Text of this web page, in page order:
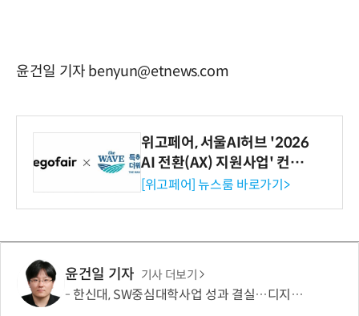
윤건일 기자 benyun@etnews.com
위고페어, 서울AI허브 '2026
AI 전환(AX) 지원사업' 컨소
시엄 선정
[위고페어] 뉴스룸 바로가기>
윤건일 기자 기사 더보기
한신대, SW중심대학사업 성과 결실…디지털 콘텐츠 인재 양성 '두각'